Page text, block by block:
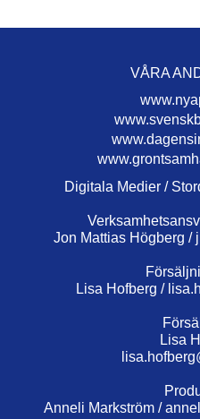
VÅRA
Digitala Medier /
Jon Mattias Högberg /
Lisa Hofberg /
Lisa
Anneli Markström /